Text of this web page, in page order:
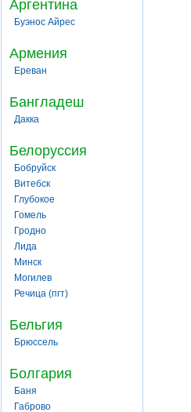
Аргентина
Буэнос Айрес
Армения
Ереван
Бангладеш
Дакка
Белоруссия
Бобруйск
Витебск
Глубокое
Гомель
Гродно
Лида
Минск
Могилев
Речица (пгт)
Бельгия
Брюссель
Болгария
Баня
Габрово